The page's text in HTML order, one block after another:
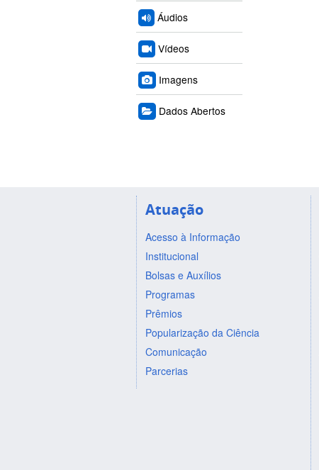
Áudios
Vídeos
Imagens
Dados Abertos
Atuação
Acesso à Informação
Institucional
Bolsas e Auxílios
Programas
Prêmios
Popularização da Ciência
Comunicação
Parcerias